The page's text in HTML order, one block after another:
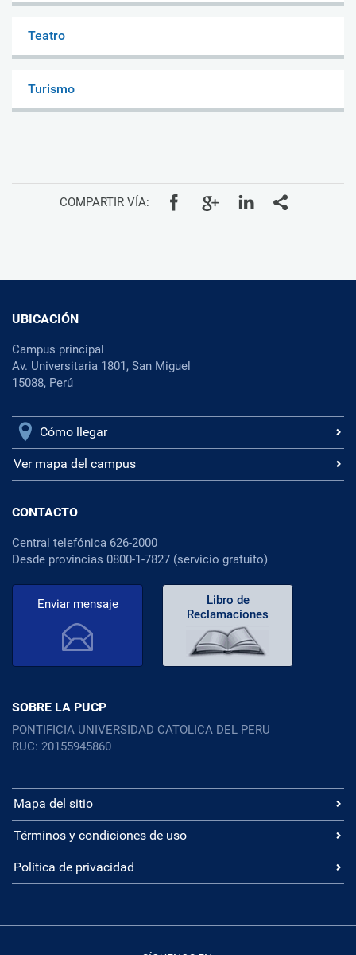
Teatro
Turismo
COMPARTIR VÍA:
UBICACIÓN
Campus principal
Av. Universitaria 1801, San Miguel
15088, Perú
Cómo llegar
Ver mapa del campus
CONTACTO
Central telefónica 626-2000
Desde provincias 0800-1-7827 (servicio gratuito)
Enviar mensaje
Libro de
Reclamaciones
SOBRE LA PUCP
PONTIFICIA UNIVERSIDAD CATOLICA DEL PERU
RUC: 20155945860
Mapa del sitio
Términos y condiciones de uso
Política de privacidad